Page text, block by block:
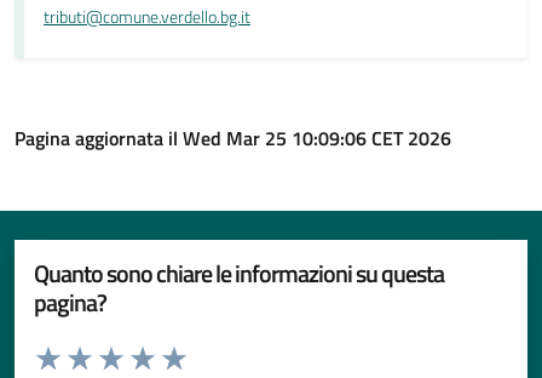
tributi@comune.verdello.bg.it
Pagina aggiornata il Wed Mar 25 10:09:06 CET 2026
Quanto sono chiare le informazioni su questa
pagina?
Valuta da 1 a 5 stelle la pagina